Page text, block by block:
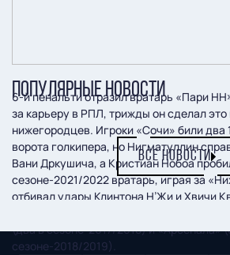
6-й пенальти отразил вратарь «Пари
за карьеру в РПЛ, трижды он сделал
нижегородцев. Игроки «Сочи» били два
ворота голкипера, но Нигматуллин
Вани Дркушича, а Кристиан Нобоа
сезоне-2021/2022 вратарь, играя за
отбивал удары Клинтона Н’Жи и Хвичи
(два в сезоне-2017/2018) и «Арсенала»
сезоне-2018/2019).
ПОПУЛЯРНЫЕ НОВОСТИ
ВСЕ НОВОСТИ